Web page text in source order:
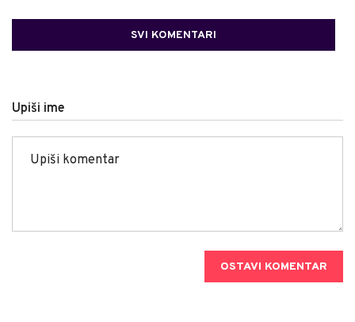
SVI KOMENTARI
Upiši ime
OSTAVI KOMENTAR